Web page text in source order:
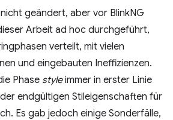
geändert, aber vor BlinkNG
Arbeit ad hoc durchgeführt,
verteilt, mit vielen
und eingebauten Ineffizienzen.
Phase styleimmer in erster Linie
endgültigen Stileigenschaften für
Es gab jedoch einige Sonderfälle,